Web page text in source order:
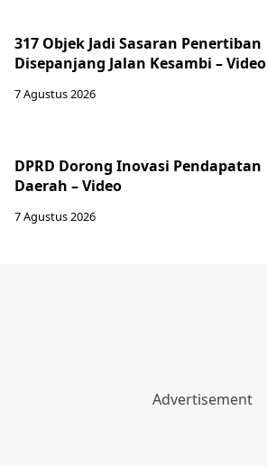
317 Objek Jadi Sasaran Penertiban
Disepanjang Jalan Kesambi – Video
7 Agustus 2026
‎DPRD Dorong Inovasi Pendapatan
Daerah – Video
7 Agustus 2026